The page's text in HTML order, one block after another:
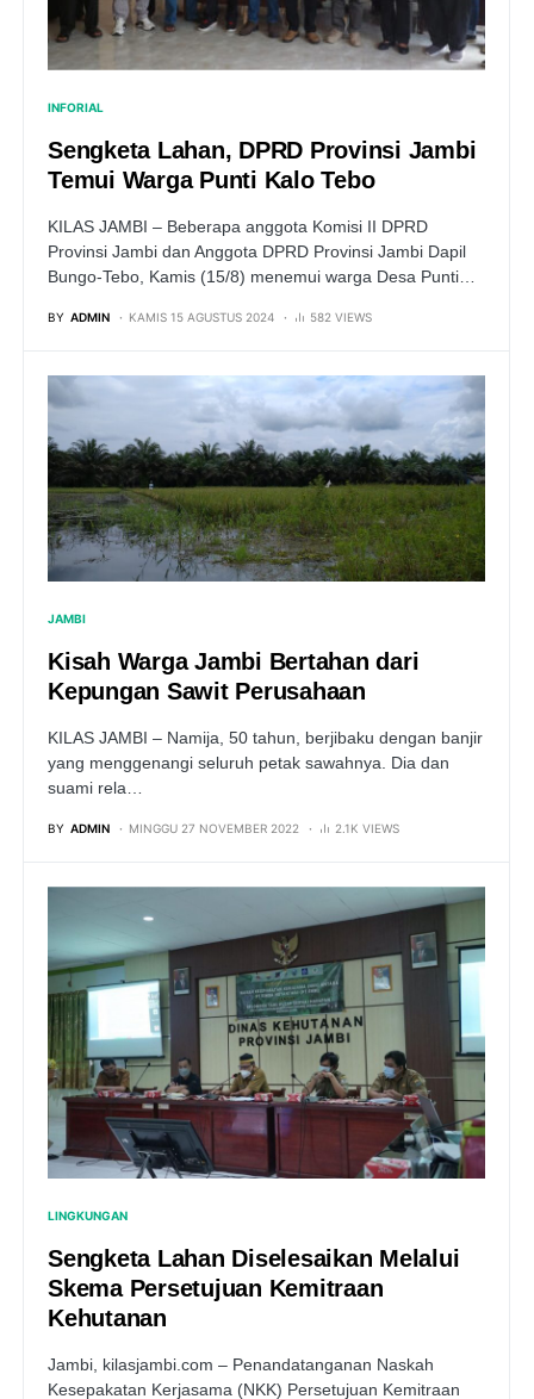
INFORIAL
Sengketa Lahan, DPRD Provinsi Jambi
Temui Warga Punti Kalo Tebo
KILAS JAMBI – Beberapa anggota Komisi II DPRD
Provinsi Jambi dan Anggota DPRD Provinsi Jambi Dapil
Bungo-Tebo, Kamis (15/8) menemui warga Desa Punti…
BY ADMIN KAMIS 15 AGUSTUS 2024 582 VIEWS
JAMBI
Kisah Warga Jambi Bertahan dari
Kepungan Sawit Perusahaan
KILAS JAMBI – Namija, 50 tahun, berjibaku dengan banjir
yang menggenangi seluruh petak sawahnya. Dia dan
suami rela…
BY ADMIN MINGGU 27 NOVEMBER 2022 2.1K VIEWS
LINGKUNGAN
Sengketa Lahan Diselesaikan Melalui
Skema Persetujuan Kemitraan
Kehutanan
Jambi, kilasjambi.com – Penandatanganan Naskah
Kesepakatan Kerjasama (NKK) Persetujuan Kemitraan